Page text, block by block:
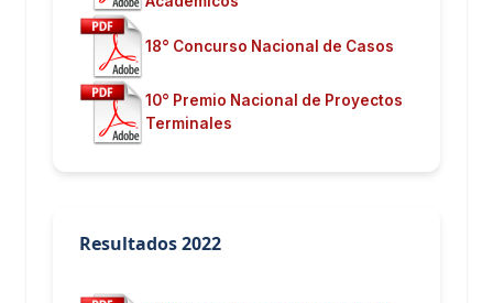
18° Concurso Nacional de Casos
10° Premio Nacional de Proyectos
Terminales
Resultados 2022